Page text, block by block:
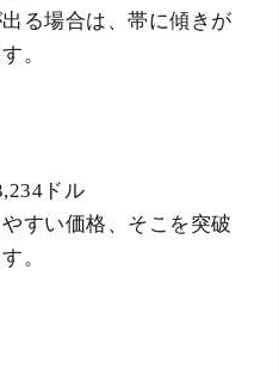
る場合は、帯に傾きが
。
ドル
すい価格、そこを突破
。